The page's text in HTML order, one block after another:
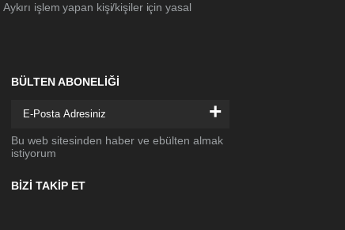
işlem yapan kişi/kişiler için yasal
BÜLTEN ABONELİĞİ
+
Bu web sitesinden haber ve ebülten almak
istiyorum
BİZİ TAKİP ET